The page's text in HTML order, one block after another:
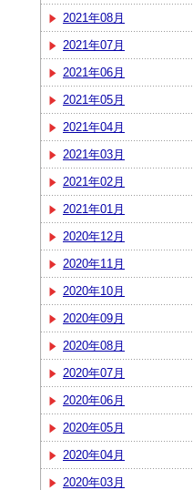
2021年08月
2021年07月
2021年06月
2021年05月
2021年04月
2021年03月
2021年02月
2021年01月
2020年12月
2020年11月
2020年10月
2020年09月
2020年08月
2020年07月
2020年06月
2020年05月
2020年04月
2020年03月